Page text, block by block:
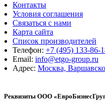
Контакты
Условия соглашения
Связаться с нами
Карта сайта
Список производителей
Телефон: +7 (495) 133-86-
Email: info@etgo-group.ru
Адрес: Москва,
Реквизиты ООО